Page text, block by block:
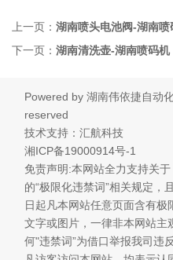
上一页： 湖南喷头电池阀-湖南喷
下一页： 湖南清洗壶-湖南喷码机
Powered by湖南伟依捷自动
reserved
技术支持：汇航科技
湘ICP备19000914号-1
免责声明:本网站全力支持关
的“极限化违禁词”相关规定，
日起凡本网站任意页面含有极
文字或图片，一律非本网站主
何"违禁词”为借口举报我司违